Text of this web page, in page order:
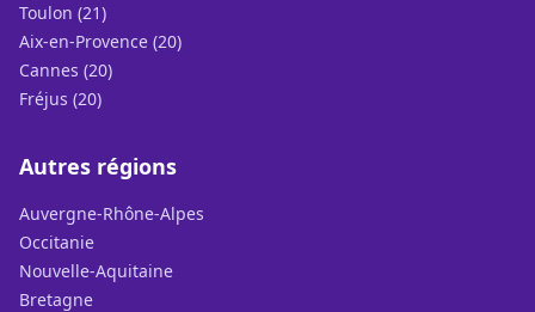
Toulon (21)
Aix-en-Provence (20)
Cannes (20)
Fréjus (20)
Autres régions
Auvergne-Rhône-Alpes
Occitanie
Nouvelle-Aquitaine
Bretagne